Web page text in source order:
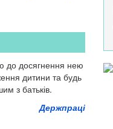
до досягнення нею
дитини та будь
з батьків.
Держпраці